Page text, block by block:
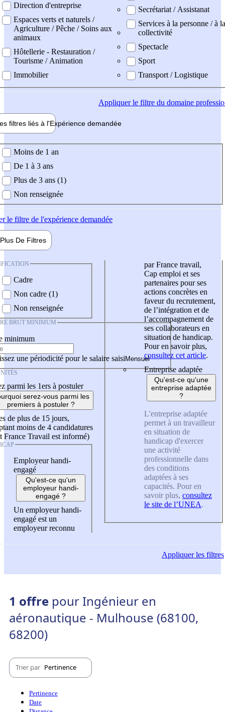
Direction d'entreprise
Espaces verts et naturels /
Agriculture / Pêche / Soins aux
animaux
Hôtellerie - Restauration /
Tourisme / Animation
Immobilier
Secrétariat / Assistanat
Services à la personne / à la
collectivité
Spectacle
Sport
Transport / Logistique
Appliquerle filtre du domaine
filtres liés à l'Expérience demandée
demandée
Moins de 1 an
De 1 à 3 ans
Plus de 3 ans (1)
Non renseignée
le filtre de l'expérience demandée
Plus De Filtres
Cadre
Non cadre (1)
Non renseignée
BRUT MINIMUM
minimum
une périodicité pour le salaire saisi
parmi les 1ers à postuler
serez-vous parmi les
premiers à postuler ?
de plus de 15 jours,
moins de 4 candidatures
France Travail est informé)
Employeur handi-
engagé
Qu'est-ce qu'un
employeur handi-
engagé ?
Un employeur handi-
engagé est un
employeur reconnu
par France travail,
Cap emploi et ses
partenaires pour ses
actions concrètes en
faveur du recrutement,
de l’intégration et de
l’accompagnement de
ses collaborateurs en
situation de handicap.
Pour en savoir plus,
consultez cet article.
Entreprise adaptée
Qu'est-ce qu'une
entreprise adaptée
?
L'entreprise adaptée
permet à un travailleur
en situation de
handicap d'exercer
une activité
professionnelle dans
des conditions
adaptées à ses
capacités. Pour en
savoir plus, consultez
le site de l’UNEA.
Appliquerles filtres
1 offre pour Ingénieur en
aéronautique - Mulhouse (68100,
68200)
Trier par Pertinence
Pertinence
Date